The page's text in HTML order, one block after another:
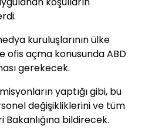
kuruluşlarının ülke
ofis açma konusunda ABD
gerekecek.
yaptığı gibi, bu
değişikliklerini ve tüm
Bakanlığına bildirecek.